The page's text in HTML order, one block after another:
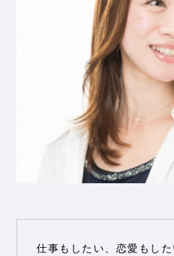
仕事もしたい、恋愛もし